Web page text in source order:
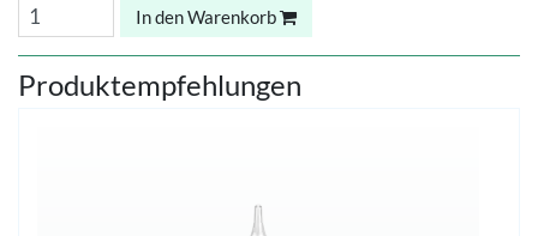
In den Warenkorb
Produktempfehlungen